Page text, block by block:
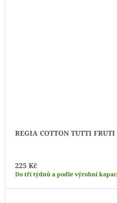
REGIA COTTON TUTTI
225 Kč
Do tří týdnů a podle výrobní